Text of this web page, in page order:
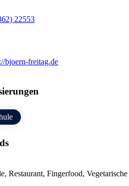
22553
bjoern-freitag.de
Restaurant, Fingerfood,